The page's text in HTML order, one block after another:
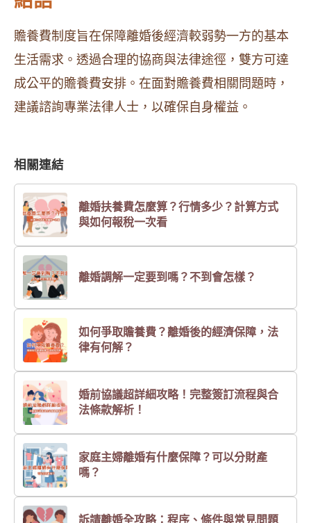
贍養費制度旨在保障離婚後經濟較弱勢一方的基本
生活需求。透過合理的協商與法律途徑，雙方可達
成公平的贍養費安排。在面對贍養費相關問題時，
建議諮詢專業法律人士，以確保自身權益。
相關連結
離婚扶養費怎麼算？行情多少？計算方式
與如何報稅一次看
離婚調解一定要到嗎？不到會怎樣？
如何爭取贍養費？離婚後的經濟保障，法
律有何解？
婚前協議超詳細攻略！完整簽訂流程與合
法條款解析！
家庭主婦離婚有什麼保障？可以分財產
嗎？
訴請離婚全攻略：程序、條件與常見問題